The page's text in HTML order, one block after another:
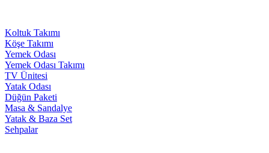
Koltuk Takımı
Köşe Takımı
Yemek Odası
Yemek Odası Takımı
TV Ünitesi
Yatak Odası
Düğün Paketi
Masa & Sandalye
Yatak & Baza Set
Sehpalar